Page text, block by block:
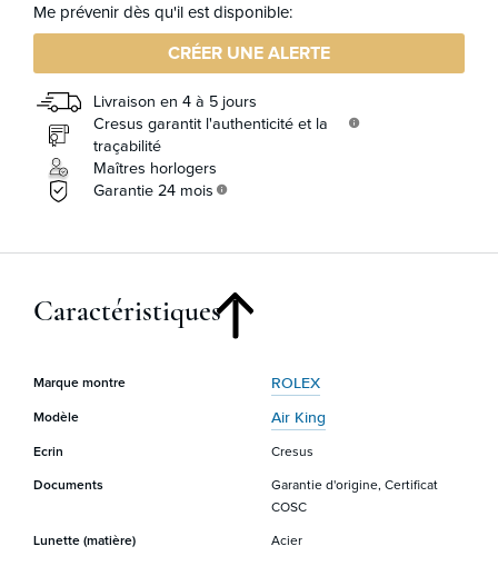
Me prévenir dès qu'il est disponible:
CRÉER UNE ALERTE
Livraison en 4 à 5 jours
Cresus garantit l'authenticité et la
traçabilité
info
Maîtres horlogers
Garantie 24 mois info
Caractéristiques
Marque montre ROLEX
Modèle Air King
Ecrin Cresus
Documents
Garantie d'origine, Certificat
COSC
Lunette (matière) Acier